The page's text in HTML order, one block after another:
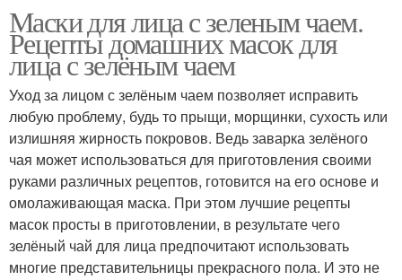
Маски для лица с зеленым чаем.
Рецепты домашних масок для
лица с зелёным чаем
Уход за лицом с зелёным чаем позволяет исправить
любую проблему, будь то прыщи, морщинки, сухость или
излишняя жирность покровов. Ведь заварка зелёного
чая может использоваться для приготовления своими
руками различных рецептов, готовится на его основе и
омолаживающая маска. При этом лучшие рецепты
масок просты в приготовлении, в результате чего
зелёный чай для лица предпочитают использовать
многие представительницы прекрасного пола. И это не